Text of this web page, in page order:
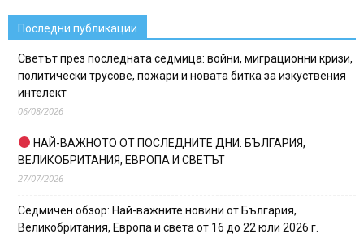
Последни публикации
Светът през последната седмица: войни, миграционни кризи,
политически трусове, пожари и новата битка за изкуствения
интелект
06/08/2026
НАЙ-ВАЖНОТО ОТ ПОСЛЕДНИТЕ ДНИ: БЪЛГАРИЯ,
ВЕЛИКОБРИТАНИЯ, ЕВРОПА И СВЕТЪТ
27/07/2026
Седмичен обзор: Най-важните новини от България,
Великобритания, Европа и света от 16 до 22 юли 2026 г.